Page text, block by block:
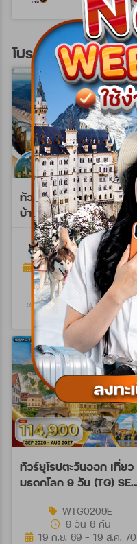
บาท/ท่
โปรแกรมทัวร์ยุโรปต
ทัวร์ยุโรปตะวันออก พักห
บ้านฮัลสตัทท์ 10วัน
(LH+OS) Aug - Oct 26
WLH0210M
10วัน 7คืน
19 มิ.ย. 69 - 08 พ.ย.
เริ่ม
129,900
บาท/ท่าน
ทัวร์ยุโรปตะวันออก เที่ยว
มรดกโลก 9 วัน (TG) SEP
WTG0209E
9 วัน 6 คืน
19 ก.ย. 69 - 19 ส.ค. 70